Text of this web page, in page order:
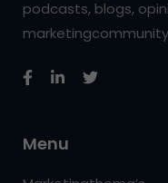
podcasts, blogs,
Menu